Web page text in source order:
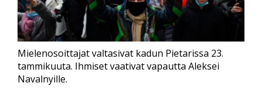
Mielenosoittajat valtasivat kadun Pietarissa 23.
tammikuuta. Ihmiset vaativat vapautta Aleksei
Navalnyille.